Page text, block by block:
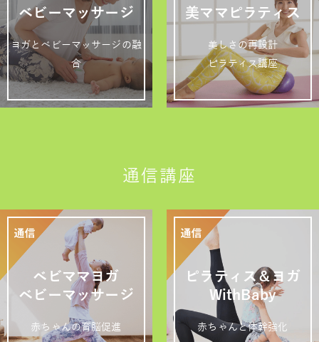
ベビーマッサージ
ヨガとベビーマッサージの融
合
美ママピラティス
美しさの再設計
ピラティス講座
通信講座
ベビママヨガ
ベビーマッサージ
赤ちゃんの育脳促進
ピラティス＆ヨガ
WithBaby
赤ちゃんと体幹強化